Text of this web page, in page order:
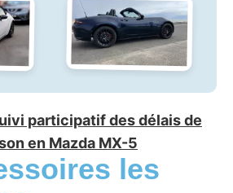
participatif des délais de
en Mazda MX-5
les